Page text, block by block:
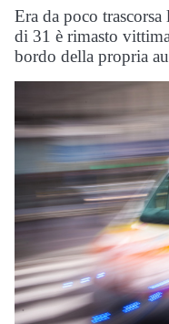
Era da poco
di 31 è rimasto
bordo della propria